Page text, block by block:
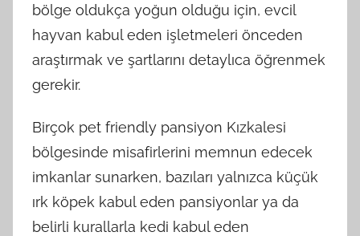
bölge oldukça yoğun olduğu için, evcil
hayvan kabul eden işletmeleri önceden
araştırmak ve şartlarını detaylıca öğrenmek
gerekir.
Birçok pet friendly pansiyon Kızkalesi
bölgesinde misafirlerini memnun edecek
imkanlar sunarken, bazıları yalnızca küçük
ırk köpek kabul eden pansiyonlar ya da
belirli kurallarla kedi kabul eden